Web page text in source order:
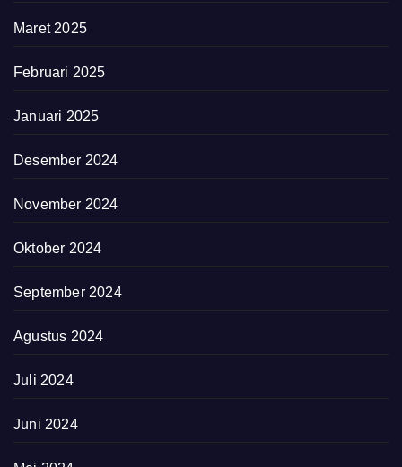
Maret 2025
Februari 2025
Januari 2025
Desember 2024
November 2024
Oktober 2024
September 2024
Agustus 2024
Juli 2024
Juni 2024